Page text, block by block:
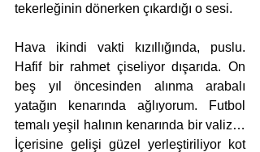
tekerleğinin dönerken çıkardığı o sesi.
Hava ikindi vakti kızıllığında, puslu.
Hafif bir rahmet çiseliyor dışarıda. On
beş yıl öncesinden alınma arabalı
yatağın kenarında ağlıyorum. Futbol
temalı yeşil halının kenarında bir valiz…
İçerisine gelişi güzel yerleştiriliyor kot